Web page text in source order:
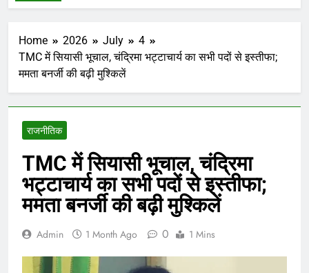
Home 2026 July
4
TMC में सियासी भूचाल, चंद्रिमा भट्टाचार्य का सभी पदों से इस्तीफा;
ममता बनर्जी की बढ़ी मुश्किलें
राजनीतिक
TMC में सियासी भूचाल, चंद्रिमा
भट्टाचार्य का सभी पदों से इस्तीफा;
ममता बनर्जी की बढ़ी मुश्किलें
Admin 1 Month Ago 0 1 Mins